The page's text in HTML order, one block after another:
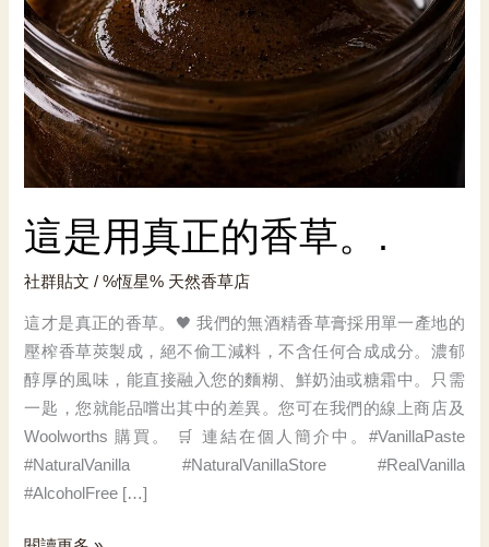
這是用真正的香草。.
社群貼文 / %恆星% 天然香草店
這才是真正的香草。🖤 我們的無酒精香草膏採用單一產地的
壓榨香草莢製成，絕不偷工減料，不含任何合成成分。濃郁
醇厚的風味，能直接融入您的麵糊、鮮奶油或糖霜中。只需
一匙，您就能品嚐出其中的差異。您可在我們的線上商店及
Woolworths 購買。 🛒 連結在個人簡介中。#VanillaPaste
#NaturalVanilla #NaturalVanillaStore #RealVanilla
#AlcoholFree […]